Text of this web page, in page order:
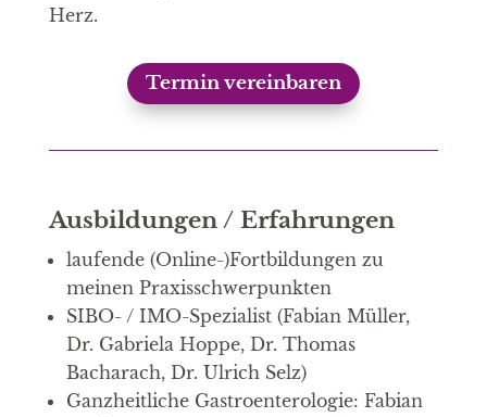
Herz.
Termin vereinbaren
Ausbildungen / Erfahrungen
laufende (Online-)Fortbildungen zu
meinen Praxisschwerpunkten
SIBO- / IMO-Spezialist (Fabian Müller,
Dr. Gabriela Hoppe, Dr. Thomas
Bacharach, Dr. Ulrich Selz)
Ganzheitliche Gastroenterologie: Fabian